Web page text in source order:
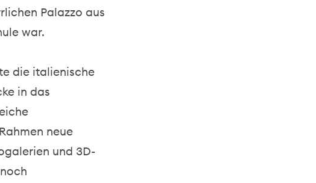
Palazzo aus
war.
die italienische
in das
neue
und 3D-